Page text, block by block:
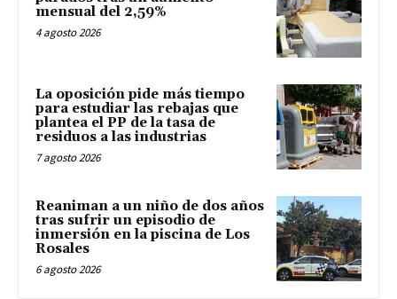
mensual del 2,59%
4 agosto 2026
La oposición pide más tiempo
para estudiar las rebajas que
plantea el PP de la tasa de
residuos a las industrias
7 agosto 2026
Reaniman a un niño de dos años
tras sufrir un episodio de
inmersión en la piscina de Los
Rosales
6 agosto 2026